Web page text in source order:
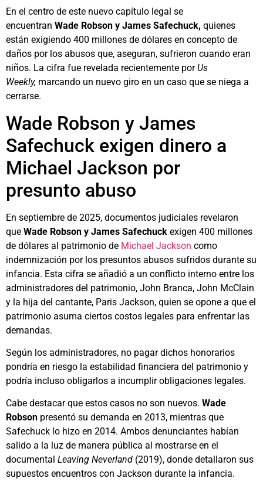
En el centro de este nuevo capítulo legal se
encuentran Wade Robson y James Safechuck, quienes
están exigiendo 400 millones de dólares en concepto de
daños por los abusos que, aseguran, sufrieron cuando eran
niños. La cifra fue revelada recientemente porUs
Weekly, marcando un nuevo giro en un caso que se niega a
cerrarse.
Wade Robson y James
Safechuck exigen dinero a
Michael Jackson por
presunto abuso
En septiembre de 2025, documentos judiciales revelaron
que Wade Robson y James Safechuck exigen 400 millones
de dólares al patrimonio de Michael Jackson como
indemnización por los presuntos abusos sufridos durante su
infancia. Esta cifra se añadió a un conflicto interno entre los
administradores del patrimonio, John Branca, John McClain
y la hija del cantante, Paris Jackson, quien se opone a que el
patrimonio asuma ciertos costos legales para enfrentar las
demandas.
Según los administradores, no pagar dichos honorarios
pondría en riesgo la estabilidad financiera del patrimonio y
podría incluso obligarlos a incumplir obligaciones legales.
Cabe destacar que estos casos no son nuevos. Wade
Robson presentó su demanda en 2013, mientras que
Safechuck lo hizo en 2014. Ambos denunciantes habían
salido a la luz de manera pública al mostrarse en el
documental Leaving Neverland (2019), donde detallaron sus
supuestos encuentros con Jackson durante la infancia.